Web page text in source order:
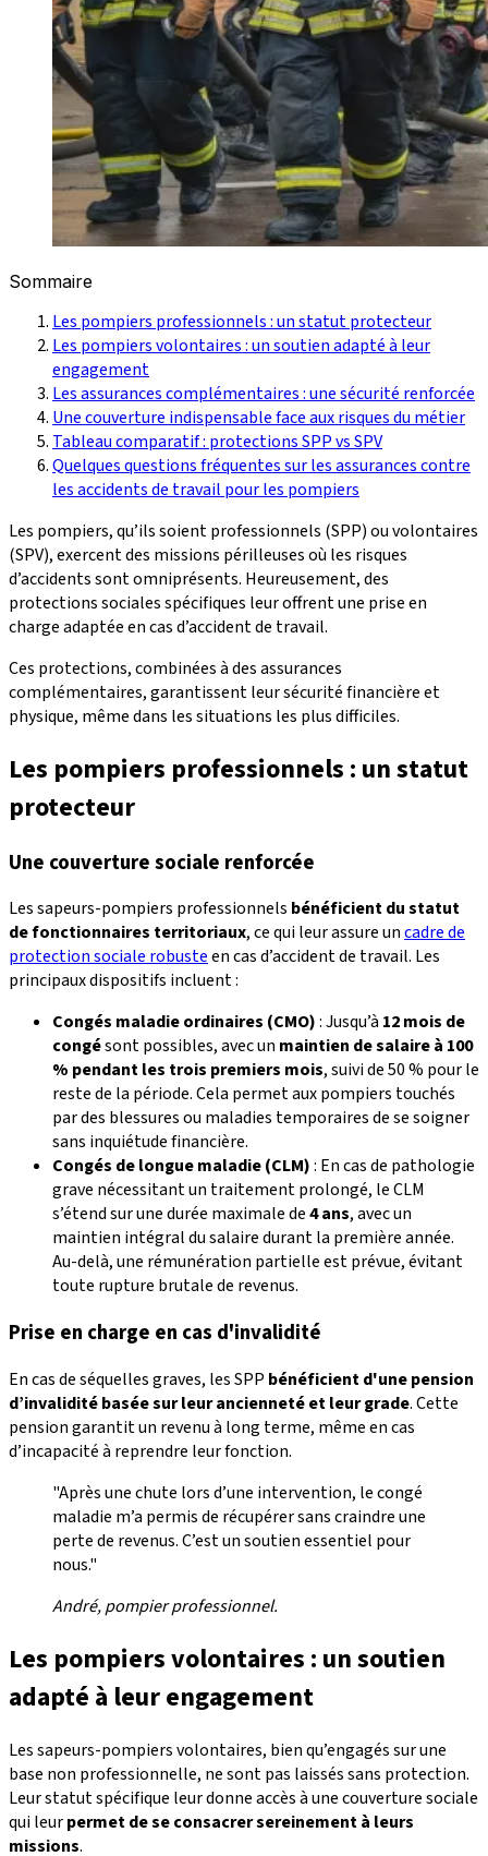
Sommaire
Les pompiers professionnels : un statut protecteur
Les pompiers volontaires : un soutien adapté à leur
engagement
Les assurances complémentaires : une sécurité renforcée
Une couverture indispensable face aux risques du métier
Tableau comparatif : protections SPP vs SPV
Quelques questions fréquentes sur les assurances contre
les accidents de travail pour les pompiers
Les pompiers, qu’ils soient professionnels (SPP) ou volontaires
(SPV), exercent des missions périlleuses où les risques
d’accidents sont omniprésents. Heureusement, des
protections sociales spécifiques leur offrent une prise en
charge adaptée en cas d’accident de travail.
Ces protections, combinées à des assurances
complémentaires, garantissent leur sécurité financière et
physique, même dans les situations les plus difficiles.
Les pompiers professionnels : un statut
protecteur
Une couverture sociale renforcée
Les sapeurs-pompiers professionnels bénéficient du statut
de fonctionnaires territoriaux, ce qui leur assure uncadre de
protection sociale robusteen cas d’accident de travail. Les
principaux dispositifs incluent :
Congés maladie ordinaires (CMO): Jusqu’à 12 mois de
congésont possibles, avec un maintien de salaire à 100
% pendant les trois premiers mois, suivi de 50 % pour le
reste de la période. Cela permet aux pompiers touchés
par des blessures ou maladies temporaires de se soigner
sans inquiétude financière.
Congés de longue maladie (CLM): En cas de pathologie
grave nécessitant un traitement prolongé, le CLM
s’étend sur une durée maximale de4 ans, avec un
maintien intégral du salaire durant la première année.
Au-delà, une rémunération partielle est prévue, évitant
toute rupture brutale de revenus.
Prise en charge en cas d'invalidité
En cas de séquelles graves, les SPP bénéficient d'une pension
d’invaliditébasée sur leur ancienneté et leur grade. Cette
pension garantit un revenu à long terme, même en cas
d’incapacité à reprendre leur fonction.
"Après une chute lors d’une intervention, le congé
maladie m’a permis de récupérer sans craindre une
perte de revenus. C’est un soutien essentiel pour
nous."
André, pompier professionnel.
Les pompiers volontaires : un soutien
adapté à leur engagement
Les sapeurs-pompiers volontaires, bien qu’engagés sur une
base non professionnelle, ne sont pas laissés sans protection.
Leur statut spécifique leur donne accès à une couverture sociale
qui leurpermet de se consacrer sereinement à leurs
missions.